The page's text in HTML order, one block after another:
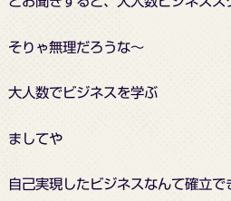
そりゃ無理だろうな～
大人数でビジネスを学ぶ
ましてや
自己実現したビジネスなんて確立で